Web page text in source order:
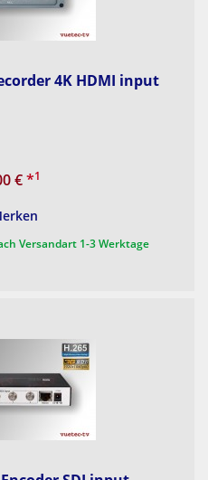
4K HDMI input
€*1
Versandart 1-3 Werktage